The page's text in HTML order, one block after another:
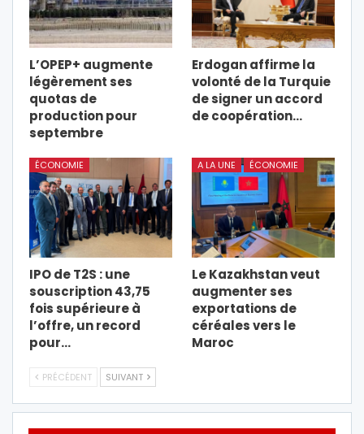
L’OPEP+ augmente
légèrement ses
quotas de
production pour
septembre
Erdogan affirme la
volonté de la Turquie
de signer un accord
de coopération…
ÉCONOMIE
IPO de T2S : une
souscription 43,75
fois supérieure à
l’offre, un record
pour…
A LA UNE ÉCONOMIE
Le Kazakhstan veut
augmenter ses
exportations de
céréales vers le
Maroc
PRÉCÉDENT SUIVANT